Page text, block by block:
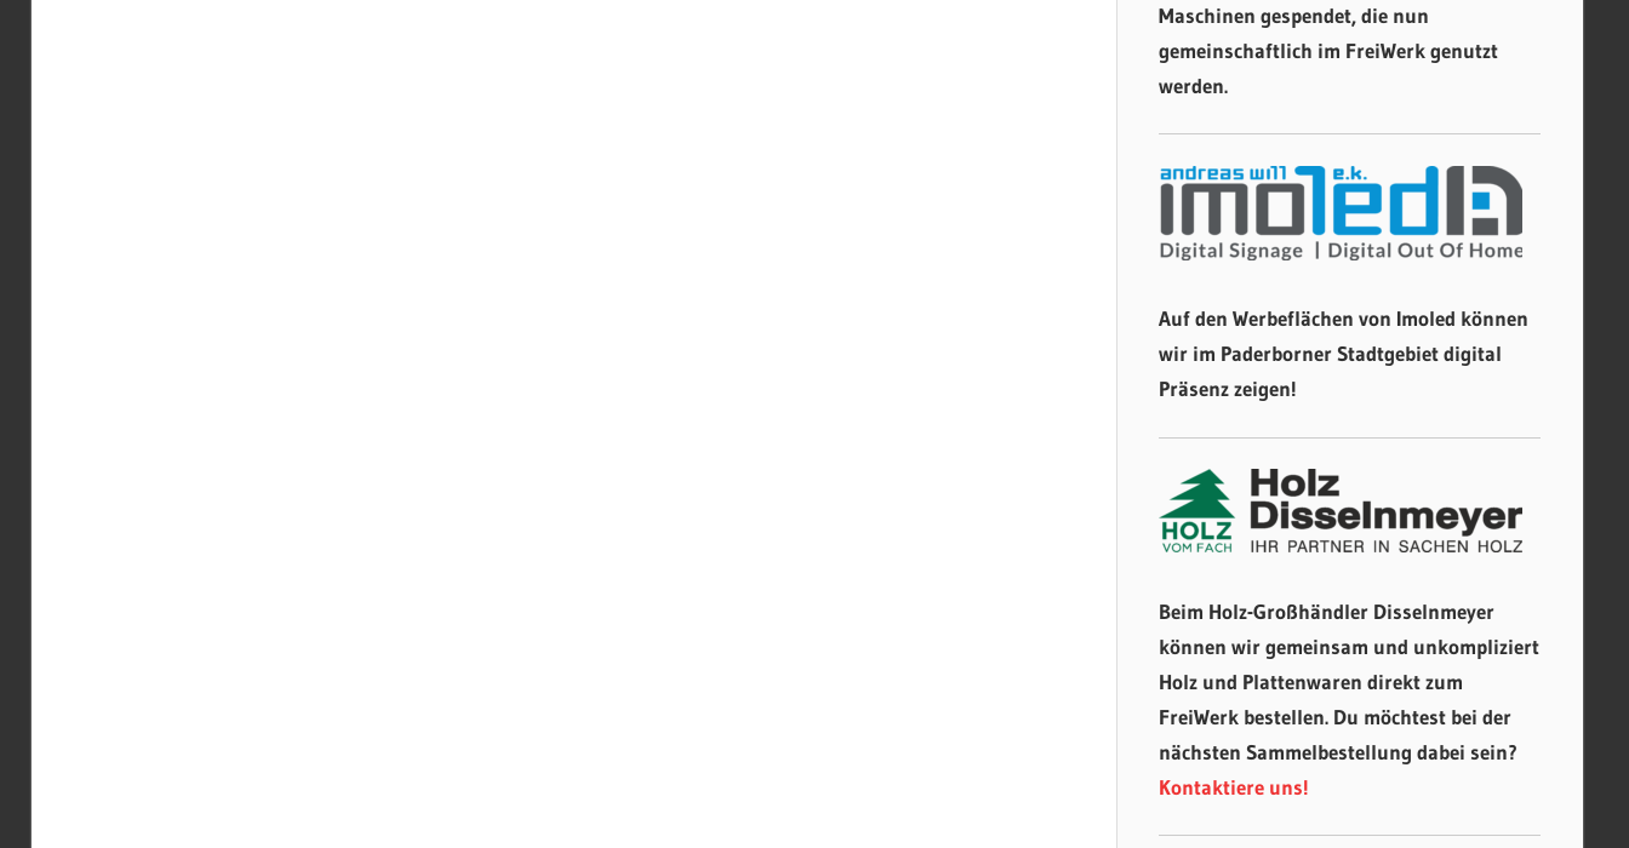
Maschinen gespendet, die nun
gemeinschaftlich im FreiWerk genutzt
werden.
Auf den Werbeflächen von Imoled können
wir im Paderborner Stadtgebiet digital
Präsenz zeigen!
Beim Holz-Großhändler Disselnmeyer
können wir gemeinsam und unkompliziert
Holz und Plattenwaren direkt zum
FreiWerk bestellen. Du möchtest bei der
nächsten Sammelbestellung dabei sein?
Kontaktiere uns!